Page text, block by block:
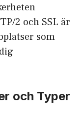
2 och SSL är
som
och Typer